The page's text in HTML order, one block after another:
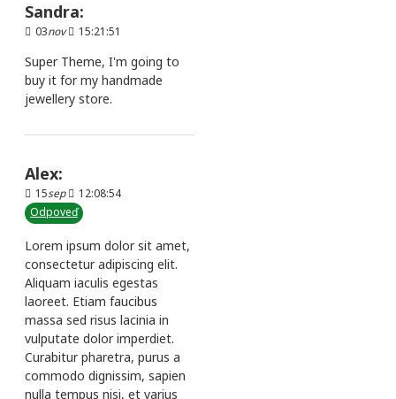
Sandra:
03nov 15:21:51
Super Theme, I'm going to
buy it for my handmade
jewellery store.
Alex:
15sep
12:08:54
Odpoveď
Lorem ipsum dolor sit amet,
consectetur adipiscing elit.
Aliquam iaculis egestas
laoreet. Etiam faucibus
massa sed risus lacinia in
vulputate dolor imperdiet.
Curabitur pharetra, purus a
commodo dignissim, sapien
nulla tempus nisi, et varius